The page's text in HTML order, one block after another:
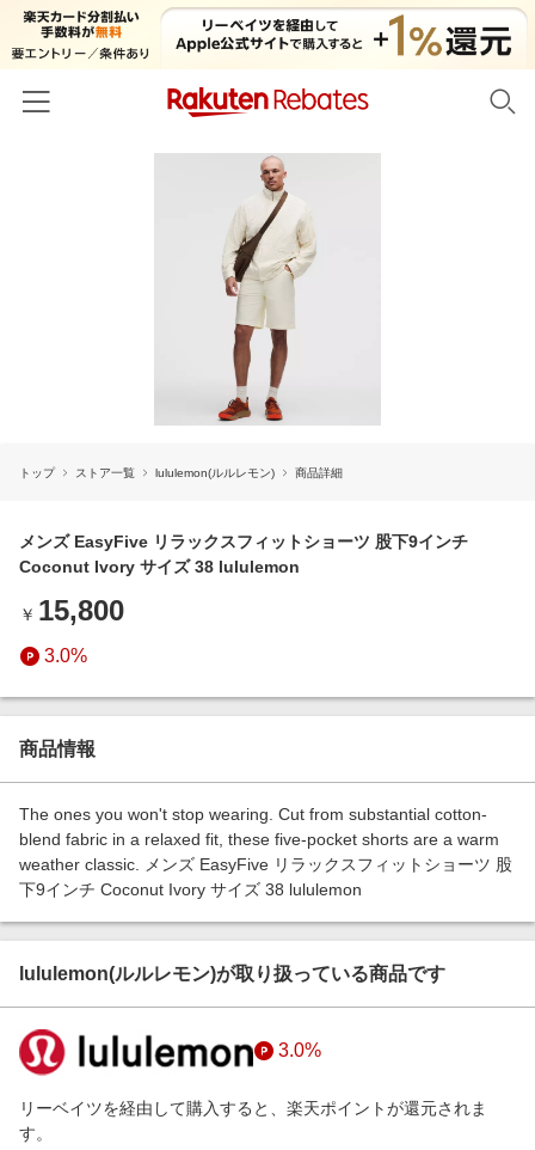
ファッション・インナー・小物
コスメ・健康・医薬品
キッズ・ベビー用品
エンタメ
インテリア・寝具
ペット・花・DIY・車
旅行・レジャー・ホテル予約
生活・お役立ち
金融・マネー・保険
デジタルコンテンツ
ビジネス・その他サービス
電子書籍特集
楽天サービス特集
旅行特集
わくわく夏特集
Apple公式サイト×楽天カード分割払い
Qoo10メガポ
週末の高還元 夏の長期版
トップ ストア一覧 lululemon(ルルレモン) 商品詳細
メンズ EasyFive リラックスフィットショーツ 股下9インチ
Coconut Ivory サイズ 38 lululemon
￥ 15,800
3.0%
商品情報
The ones you won't stop wearing. Cut from substantial cotton-
blend fabric in a relaxed fit, these five-pocket shorts are a warm
weather classic. メンズ EasyFive リラックスフィットショーツ 股
下9インチ Coconut Ivory サイズ 38 lululemon
lululemon(ルルレモン)が取り扱っている商品です
3.0%
リーベイツを経由して購入すると、楽天ポイントが還元されま
す。